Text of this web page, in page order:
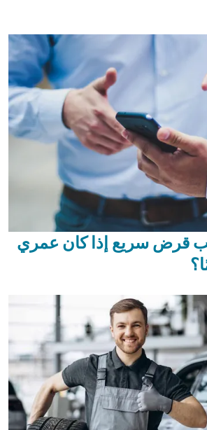
قرض سريع إذا كان عمري